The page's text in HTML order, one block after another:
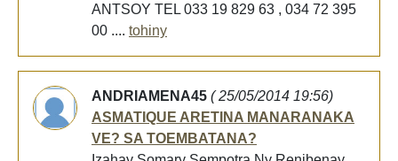
ANTSOY TEL 033 19 829 63 , 034 72 395
00 .... tohiny
ANDRIAMENA45 ( 25/05/2014 19:56)
ASMATIQUE ARETINA MANARANAKA
VE? SA TOEMBATANA?